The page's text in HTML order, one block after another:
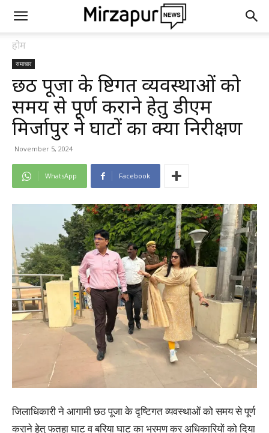
होम
समाचार
छठ पूजा के दृष्टिगत व्यवस्थाओं को
समय से पूर्ण कराने हेतु डीएम
मिर्जापुर ने घाटों का क्या निरीक्षण
November 5, 2024
WhatsApp Facebook
जिलाधिकारी ने आगामी छठ पूजा के दृष्टिगत व्यवस्थाओं को समय से पूर्ण
कराने हेतु फतहा घाट व बरिया घाट का भ्रमण कर अधिकारियों को दिया